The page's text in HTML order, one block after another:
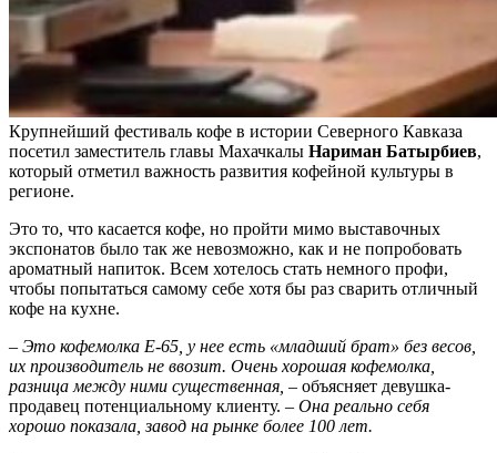
Крупнейший фестиваль кофе в истории Северного Кавказа
посетил заместитель главы Махачкалы Нариман Батырбиев,
который отметил важность развития кофейной культуры в
регионе.
Это то, что касается кофе, но пройти мимо выставочных
экспонатов было так же невозможно, как и не попробовать
ароматный напиток. Всем хотелось стать немного профи,
чтобы попытаться самому себе хотя бы раз сварить отличный
кофе на кухне.
– Это кофемолка Е-65, у нее есть «младший брат» без весов,
их производитель не ввозит. Очень хорошая кофемолка,
разница между ними существенная, – объясняет девушка-
продавец потенциальному клиенту. – Она реально себя
хорошо показала, завод на рынке более 100 лет.